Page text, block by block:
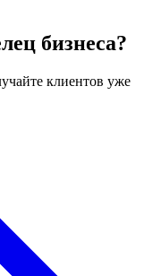
бизнеса?
клиентов уже